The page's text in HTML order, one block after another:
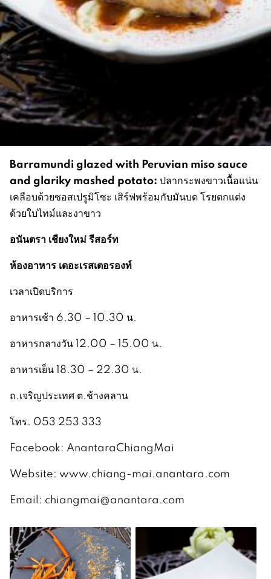
Barramundi glazed with Peruvian miso sauce
and glariky mashed potato: ปลากระพงขาวเนื้อแน่น
เคลือบด้วยซอสเปรูมิโซะ เสิร์ฟพร้อมกับมันบด โรยตกแต่ง
ด้วยใบไทม์และงาขาว
อนันตรา เชียงใหม่ รีสอร์ท
ห้องอาหาร เดอะเรสเตอรองท์
เวลาเปิดบริการ
อาหารเช้า 6.30 – 10.30 น.
อาหารกลางวัน 12.00 – 15.00 น.
อาหารเย็น 18.30 – 22.30 น.
ถ.เจริญประเทศ ต.ช้างคลาน
โทร. 053 253 333
Facebook: AnantaraChiangMai
Website: www.chiang-mai.anantara.com
Email: chiangmai@anantara.com